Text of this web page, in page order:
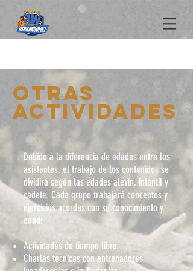
OTRAS
ACTIVIDADES
Debido a la diferencia de edades entre los
asistentes, el trabajo de los contenidos se
dividirá según las edades alevín, infantil y
cadete. Cada grupo trabajará conceptos y
ejercicios acordes con su conocimiento y
edad:
Actividades de tiempo libre.
Charlas técnicas con entrenadores,